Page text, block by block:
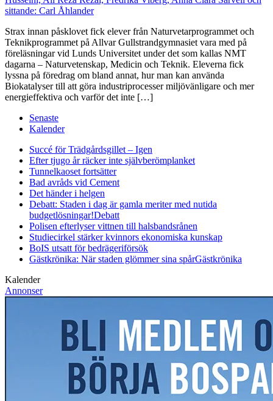
Strax innan påsklovet fick elever från Naturvetarprogrammet och
Teknikprogrammet på Allvar Gullstrandgymnasiet vara med på
föreläsningar vid Lunds Universitet under det som kallas NMT
dagarna – Naturvetenskap, Medicin och Teknik. Eleverna fick
lyssna på föredrag om bland annat, hur man kan använda
Biokatalyser till att göra industriprocesser miljövänligare och mer
energieffektiva och varför det inte […]
Senaste
Kalender
Succé för Trädgårdsgillet – Igen
Efter tjugo år räcker inte självberömplanket
Tunnelkaoset fortsätter
Bad avråds vid Cement
Det händer i helgen
Debatt: Staden i dag är gamla meriter med nutida
budgetlösningar!Debatt
Polisen efterlyser vittnen till halsbandsrånen
Studiecirkel stärker kvinnors ekonomiska kunskap
BoIS utsatt för bedrägeriförsök
Gästkrönika: När staden glömmer sina spårGästkrönika
Kalender
Annonser